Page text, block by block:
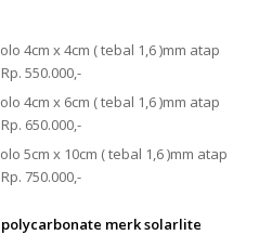
4cm x 4cm ( tebal 1,6 )mm atap
550.000,-
4cm x 6cm ( tebal 1,6 )mm atap
650.000,-
5cm x 10cm ( tebal 1,6 )mm atap
750.000,-
merk solarlite